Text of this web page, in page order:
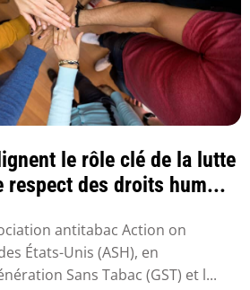
le rôle clé de la lutte
respect des droits hum...
antitabac Action on
États-Unis (ASH), en
Sans Tabac (GST) et l...